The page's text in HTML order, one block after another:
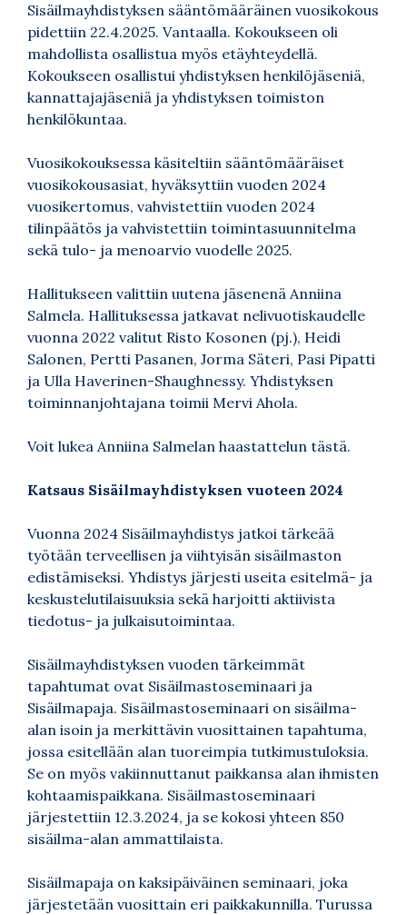
Sisäilmayhdistyksen sääntömääräinen vuosikokous
pidettiin 22.4.2025. Vantaalla. Kokoukseen oli
mahdollista osallistua myös etäyhteydellä.
Kokoukseen osallistui yhdistyksen henkilöjäseniä,
kannattajajäseniä ja yhdistyksen toimiston
henkilökuntaa.
Vuosikokouksessa käsiteltiin sääntömääräiset
vuosikokousasiat, hyväksyttiin vuoden 2024
vuosikertomus, vahvistettiin vuoden 2024
tilinpäätös ja vahvistettiin toimintasuunnitelma
sekä tulo- ja menoarvio vuodelle 2025.
Hallitukseen valittiin uutena jäsenenä Anniina
Salmela. Hallituksessa jatkavat nelivuotiskaudelle
vuonna 2022 valitut Risto Kosonen (pj.), Heidi
Salonen, Pertti Pasanen, Jorma Säteri, Pasi Pipatti
ja Ulla Haverinen-Shaughnessy. Yhdistyksen
toiminnanjohtajana toimii Mervi Ahola.
Voit lukea Anniina Salmelan haastattelun tästä.
Katsaus Sisäilmayhdistyksen vuoteen 2024
Vuonna 2024 Sisäilmayhdistys jatkoi tärkeää
työtään terveellisen ja viihtyisän sisäilmaston
edistämiseksi. Yhdistys järjesti useita esitelmä- ja
keskustelutilaisuuksia sekä harjoitti aktiivista
tiedotus- ja julkaisutoimintaa.
Sisäilmayhdistyksen vuoden tärkeimmät
tapahtumat ovat Sisäilmastoseminaari ja
Sisäilmapaja. Sisäilmastoseminaari on sisäilma-
alan isoin ja merkittävin vuosittainen tapahtuma,
jossa esitellään alan tuoreimpia tutkimustuloksia.
Se on myös vakiinnuttanut paikkansa alan ihmisten
kohtaamispaikkana. Sisäilmastoseminaari
järjestettiin 12.3.2024, ja se kokosi yhteen 850
sisäilma-alan ammattilaista.
Sisäilmapaja on kaksipäiväinen seminaari, joka
järjestetään vuosittain eri paikkakunnilla. Turussa